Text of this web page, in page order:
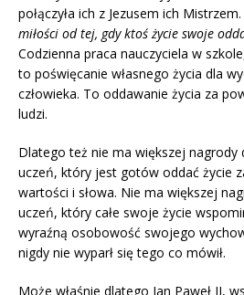
połączyła ich z Jezusem ich Mistrzem.
miłości od tej, gdy ktoś życie swoje
Codzienna praca nauczyciela w
to poświęcanie własnego życia dla
człowieka. To oddawanie życia za
ludzi.
Dlatego też nie ma większej nagrody
uczeń, który jest gotów oddać życie
wartości i słowa. Nie ma większej
uczeń, który całe swoje życie
wyraźną osobowość swojego
nigdy nie wyparł się tego co mówił.
Może właśnie dlatego Jan Paweł II,